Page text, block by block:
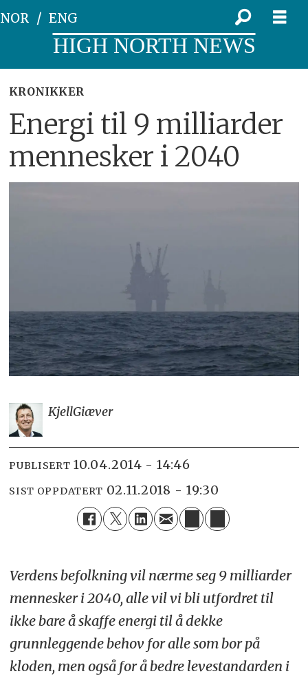
NOR ENG
HIGH NORTH NEWS
KRONIKKER
Energi til 9 milliarder
mennesker i 2040
KjellGiæver
PUBLISERT 10.04.2014 - 14:46
SIST OPPDATERT 02.11.2018 - 19:30
Verdens befolkning vil nærme seg 9 milliarder
mennesker i 2040, alle vil vi bli utfordret til
ikke bare å skaffe energi til å dekke
grunnleggende behov for alle som bor på
kloden, men også for å bedre levestandarden i